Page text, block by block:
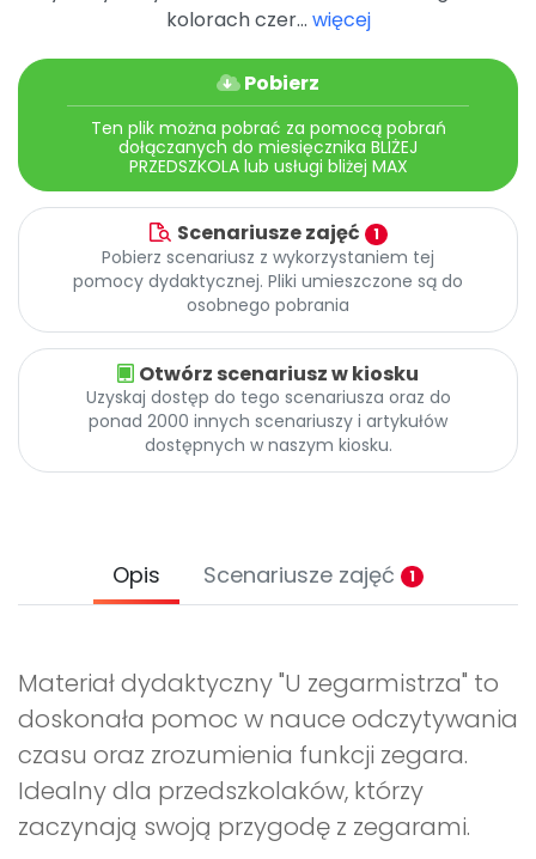
Archiwalne numery
kolorach czer... więcej
Pobierz
Ten plik można pobrać za pomocą pobrań
dołączanych do miesięcznika BLIŻEJ
PRZEDSZKOLA lub usługi bliżej MAX
Scenariusze zajęć 1
Pobierz scenariusz z wykorzystaniem tej
pomocy dydaktycznej. Pliki umieszczone są do
osobnego pobrania
Otwórz scenariusz w kiosku
Uzyskaj dostęp do tego scenariusza oraz do
ponad 2000 innych scenariuszy i artykułów
dostępnych w naszym kiosku.
Opis Scenariusze zajęć 1
Materiał dydaktyczny "U zegarmistrza" to
doskonała pomoc w nauce odczytywania
czasu oraz zrozumienia funkcji zegara.
Idealny dla przedszkolaków, którzy
zaczynają swoją przygodę z zegarami.